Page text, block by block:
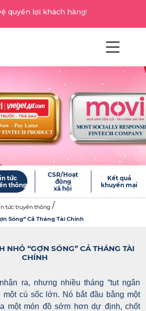
quyền lợi khách hàng!
tức
thông
CSR/Hoạt
động
xã hội
Kết quả
khuyến mại
tức truyền thông
Sóng” Cả Tháng Tài Chính
NHỎ “GỢN SÓNG” CẢ THÁNG TÀI
CHÍNH
ra, nhưng nhiều tháng “tụt ngân
một cú sốc lớn. Nó bắt đầu bằng một
một món đồ sớm hơn dự định, chốt